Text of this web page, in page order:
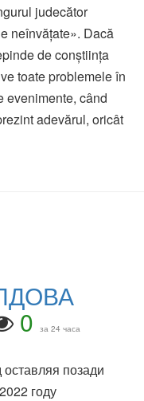
judecător
neînvățate». Dacă
de conștiința
toate problemele în
evenimente, când
adevărul, oricât
0 за 24 часа
позади
году